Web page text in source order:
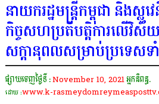
នាយករដ្ឋមន្ត្រីកម្ពុជា និងស្លូ
កិច្ចសហប្រតិបត្តិការលើវិស័
សក្តានុពលសម្រាប់ប្រទេសទ
ផ្សាយចេញថ្ងៃទី :November 10, 2021អ្នកនិពន្ធ.
ដោយ :www.k-